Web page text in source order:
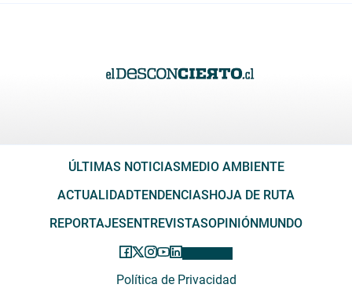
ÚLTIMAS NOTICIAS MEDIO AMBIENTE
ACTUALIDADTENDENCIAS HOJA DE RUTA
REPORTAJES ENTREVISTASOPINIÓN MUNDO
Política de Privacidad